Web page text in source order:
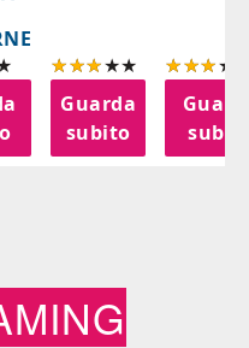
Guarda
subito